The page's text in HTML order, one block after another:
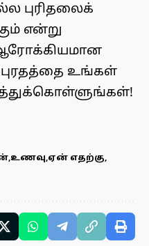
புரிதலைக்
என்று
உங்கள்
உணவு ஏன் எதற்கு